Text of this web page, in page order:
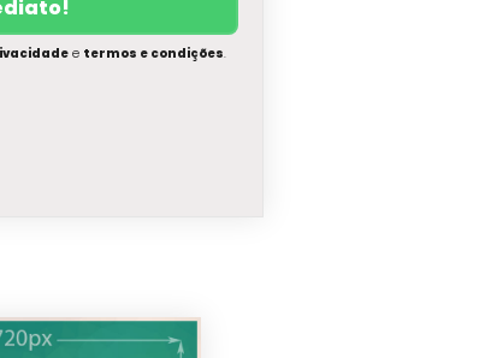
e termos e condições.